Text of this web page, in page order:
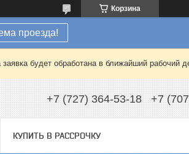
Корзина
проезда!
будет обработана в ближайший рабочий
+7 (727) 364-53-18 +7
КУПИТЬ В РАССРОЧКУ